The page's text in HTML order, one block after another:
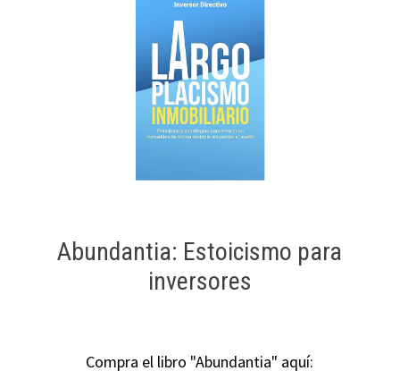
Abundantia: Estoicismo para
inversores
Compra el libro "Abundantia" aquí: